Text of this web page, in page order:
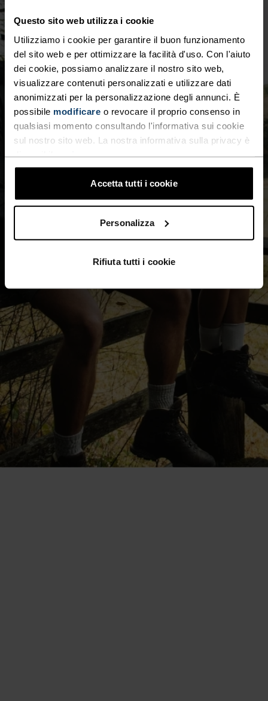
Questo sito web utilizza i cookie
Utilizziamo i cookie per garantire il buon funzionamento
del sito web e per ottimizzare la facilità d'uso. Con l'aiuto
dei cookie, possiamo analizzare il nostro sito web,
visualizzare contenuti personalizzati e utilizzare dati
anonimizzati per la personalizzazione degli annunci. È
possibile modificare o revocare il proprio consenso in
qualsiasi momento consultando l'informativa sui cookie
sul nostro sito web. La nostra informativa sulla privacy è
Accetta tutti i cookie
Personalizza
Rifiuta tutti i cookie